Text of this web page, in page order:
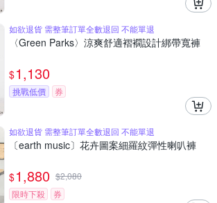
如欲退貨 需整筆訂單全數退回 不能單退
〈Green Parks〉涼爽舒適褶襉設計綁帶寬褲
$1,130
挑戰低價 券
如欲退貨 需整筆訂單全數退回 不能單退
〔earth music〕花卉圖案細羅紋彈性喇叭褲
$1,880 $2,080
限時下殺
券